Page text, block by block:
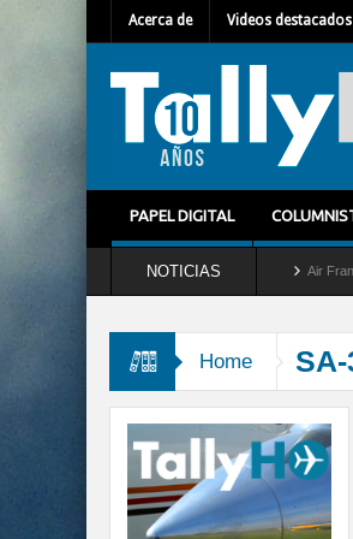
Acerca de Videos destacados
PAPEL DIGITAL
NOTICIAS
del servicio al C-2 Greyhound Air France-
Home